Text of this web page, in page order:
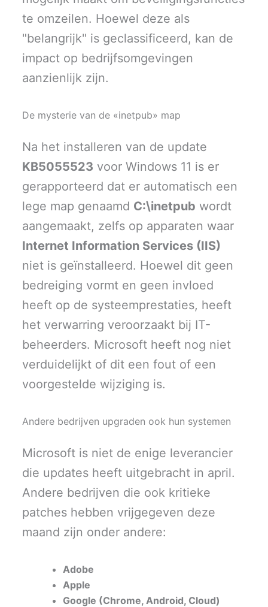
te omzeilen. Hoewel deze als
"belangrijk" is geclassificeerd, kan de
impact op bedrijfsomgevingen
aanzienlijk zijn.
De mysterie van de «inetpub» map
Na het installeren van de update
KB5055523 voor Windows 11 is er
gerapporteerd dat er automatisch een
lege map genaamd C:\inetpub wordt
aangemaakt, zelfs op apparaten waar
Internet Information Services (IIS)
niet is geïnstalleerd. Hoewel dit geen
bedreiging vormt en geen invloed
heeft op de systeemprestaties, heeft
het verwarring veroorzaakt bij IT-
beheerders. Microsoft heeft nog niet
verduidelijkt of dit een fout of een
voorgestelde wijziging is.
Andere bedrijven upgraden ook hun systemen
Microsoft is niet de enige leverancier
die updates heeft uitgebracht in april.
Andere bedrijven die ook kritieke
patches hebben vrijgegeven deze
maand zijn onder andere:
Adobe
Apple
Google (Chrome, Android, Cloud)